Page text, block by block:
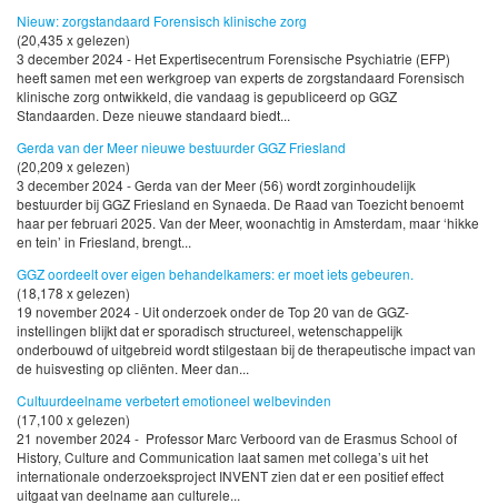
Nieuw: zorgstandaard Forensisch klinische zorg
(20,435 x gelezen)
3 december 2024 - Het Expertisecentrum Forensische Psychiatrie (EFP)
heeft samen met een werkgroep van experts de zorgstandaard Forensisch
klinische zorg ontwikkeld, die vandaag is gepubliceerd op GGZ
Standaarden. Deze nieuwe standaard biedt...
Gerda van der Meer nieuwe bestuurder GGZ Friesland
(20,209 x gelezen)
3 december 2024 - Gerda van der Meer (56) wordt zorginhoudelijk
bestuurder bij GGZ Friesland en Synaeda. De Raad van Toezicht benoemt
haar per februari 2025. Van der Meer, woonachtig in Amsterdam, maar ‘hikke
en tein’ in Friesland, brengt...
GGZ oordeelt over eigen behandelkamers: er moet iets gebeuren.
(18,178 x gelezen)
19 november 2024 - Uit onderzoek onder de Top 20 van de GGZ-
instellingen blijkt dat er sporadisch structureel, wetenschappelijk
onderbouwd of uitgebreid wordt stilgestaan bij de therapeutische impact van
de huisvesting op cliënten. Meer dan...
Cultuurdeelname verbetert emotioneel welbevinden
(17,100 x gelezen)
21 november 2024 - Professor Marc Verboord van de Erasmus School of
History, Culture and Communication laat samen met collega’s uit het
internationale onderzoeksproject INVENT zien dat er een positief effect
uitgaat van deelname aan culturele...